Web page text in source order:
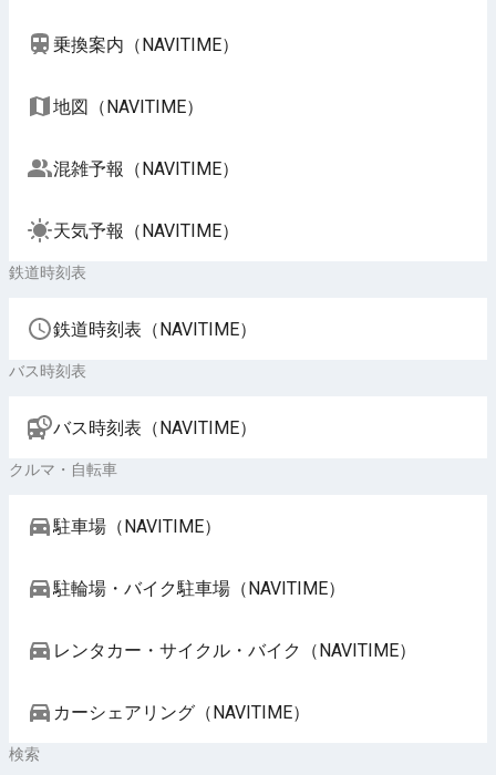
乗換案内（NAVITIME）
地図（NAVITIME）
混雑予報（NAVITIME）
天気予報（NAVITIME）
鉄道時刻表
鉄道時刻表（NAVITIME）
バス時刻表
バス時刻表（NAVITIME）
クルマ・自転車
駐車場（NAVITIME）
駐輪場・バイク駐車場（NAVITIME）
レンタカー・サイクル・バイク（NAVITIME）
カーシェアリング（NAVITIME）
検索